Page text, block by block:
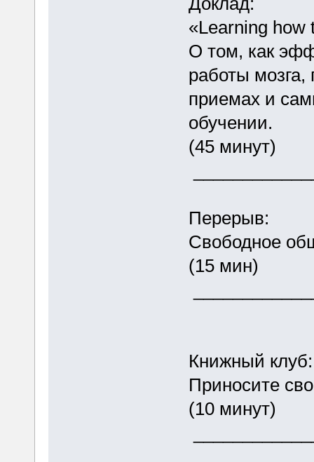
«Learning
О том, как
работы
приемах и
обучении.
(45 минут)
Перерыв:
Свободное
(15 мин)
Книжный
Приносите
(10 минут)